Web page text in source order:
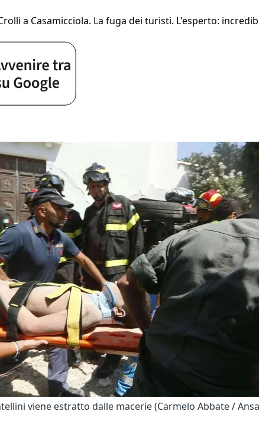
a Casamicciola. La fuga dei turisti. L'esperto:
viene estratto dalle macerie (Carmelo Abbate /